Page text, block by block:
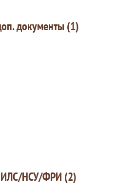
документы (1)
НСУ/ФРИ (2)